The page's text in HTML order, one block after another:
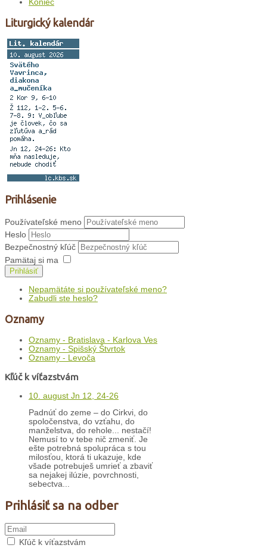
Koniec
Liturgický kalendár
Prihlásenie
Používateľské meno
Heslo
Bezpečnostný kľúč
Pamätaj si ma
Prihlásiť
Nepamätáte si používateľské meno?
Zabudli ste heslo?
Oznamy
Oznamy - Bratislava - Karlova Ves
Oznamy - Spišský Štvrtok
Oznamy - Levoča
Kľúč k víťazstvám
10. august Jn 12, 24-26
Padnúť do zeme – do Cirkvi, do
spoločenstva, do vzťahu, do
manželstva, do rehole... nestačí!
Nemusí to v tebe nič zmeniť. Je
ešte potrebná spolupráca s tou
milosťou, ktorá ti ukazuje, kde
všade potrebuješ umrieť a zbaviť
sa nejakej ilúzie, povrchnosti,
sebectva...
Prihlásiť sa na odber
Kľúč k víťazstvám